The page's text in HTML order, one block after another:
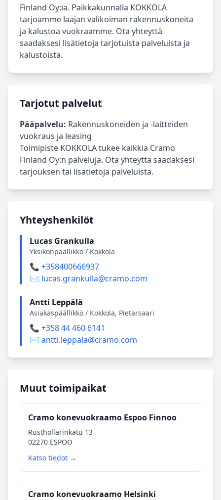
Finland Oy:ia. Paikkakunnalla KOKKOLA
tarjoamme laajan valikoiman rakennuskoneita
ja kalustoa vuokraamme. Ota yhteyttä
saadaksesi lisätietoja tarjotuista palveluista ja
kalustoista.
Tarjotut palvelut
Pääpalvelu: Rakennuskoneiden ja -laitteiden
vuokraus ja leasing
Toimipiste KOKKOLA tukee kaikkia Cramo
Finland Oy:n palveluja. Ota yhteyttä saadaksesi
tarjouksen tai lisätietoja palveluista.
Yhteyshenkilöt
Lucas Grankulla
Yksikönpäällikkö / Kokkola
📞 +358400666937
✉️ lucas.grankulla@cramo.com
Antti Leppälä
Asiakaspäällikkö / Kokkola, Pietarsaari
📞 +358 44 460 6141
✉️ antti.leppala@cramo.com
Muut toimipaikat
Cramo konevuokraamo Espoo Finnoo
Rusthollarinkatu 13
02270 ESPOO
Katso tiedot →
Cramo konevuokraamo Helsinki